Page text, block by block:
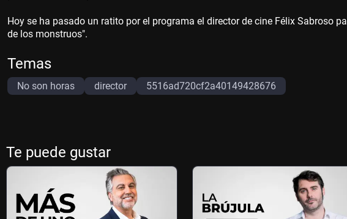
Hoy se ha pasado un ratito por el programa el director de cine Félix Sabroso
de los monstruos".
Temas
No son horas director 5516ad720cf2a40149428676
Te puede gustar